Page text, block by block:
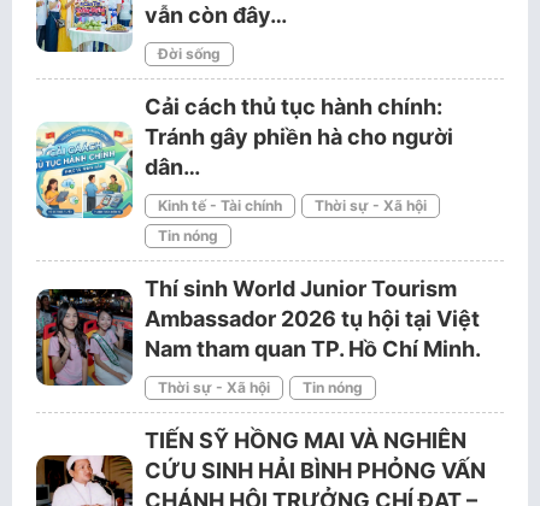
vẫn còn đây…
Đời sống
Cải cách thủ tục hành chính:
Tránh gây phiền hà cho người
dân…
Kinh tế - Tài chính
Thời sự - Xã hội
Tin nóng
Thí sinh World Junior Tourism
Ambassador 2026 tụ hội tại Việt
Nam tham quan TP. Hồ Chí Minh.
Thời sự - Xã hội Tin nóng
TIẾN SỸ HỒNG MAI VÀ NGHIÊN
CỨU SINH HẢI BÌNH PHỎNG VẤN
CHÁNH HỘI TRƯỞNG CHÍ ĐẠT –